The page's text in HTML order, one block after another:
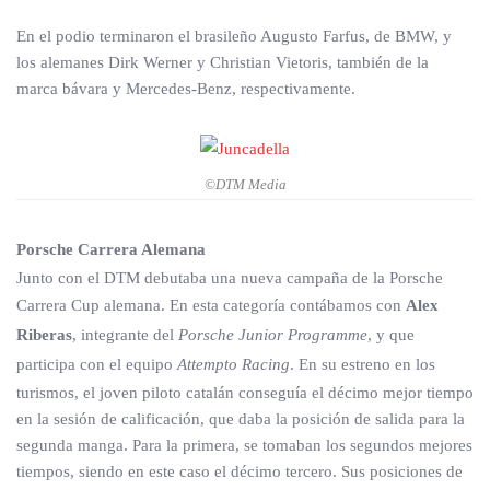
En el podio terminaron el brasileño Augusto Farfus, de BMW, y
los alemanes Dirk Werner y Christian Vietoris, también de la
marca bávara y Mercedes-Benz, respectivamente.
©DTM Media
Porsche Carrera Alemana
Junto con el DTM debutaba una nueva campaña de la Porsche
Carrera Cup alemana. En esta categoría contábamos con Alex
Riberas, integrante del Porsche Junior Programme, y que
participa con el equipoAttempto Racing. En su estreno en los
turismos, el joven piloto catalán conseguía el décimo mejor tiempo
en la sesión de calificación, que daba la posición de salida para la
segunda manga. Para la primera, se tomaban los segundos mejores
tiempos, siendo en este caso el décimo tercero. Sus posiciones de